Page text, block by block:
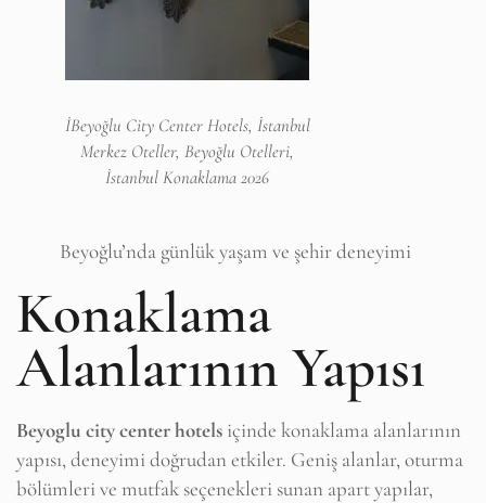
İBeyoğlu City Center Hotels, İstanbul
Merkez Oteller, Beyoğlu Otelleri,
İstanbul Konaklama 2026
Beyoğlu’nda günlük yaşam ve şehir deneyimi
Konaklama
Alanlarının Yapısı
Beyoglu city center hotels içinde konaklama alanlarının
yapısı, deneyimi doğrudan etkiler. Geniş alanlar, oturma
bölümleri ve mutfak seçenekleri sunan apart yapılar,